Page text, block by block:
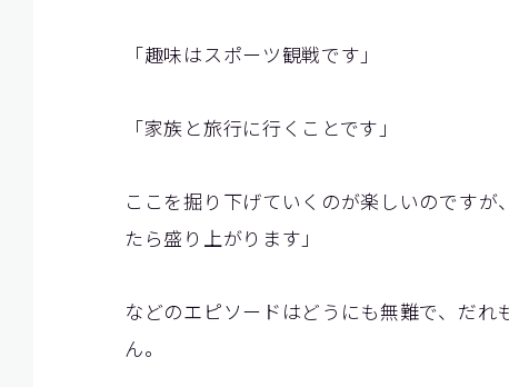
「趣味はスポーツ観戦です」
「家族と旅行に行くことです」
ここを掘り下げていくのが楽しいのです
たら盛り上がります」
などのエピソードはどうにも無難で、だ
ん。